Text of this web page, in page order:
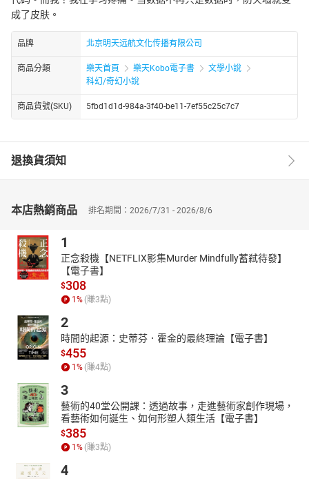
成了皮肤。
品牌 北京明天远航文化传播有限公司
商品分類 樂天首頁 樂天Kobo電子書
文學小說
科幻/奇幻小說
商品貨號(SKU) 5fbd1d1d-984a-3f40-be11-7ef55c25c7c7
退換貨須知
本店熱銷商品 排名期間：2026/7/31 - 2026/8/6
1
正念殺機【NETFLIX影集Murder Mindfully蓄弒待發】
【電子書】
$308
1% (賺3點)
2
時間的起源：史蒂芬．霍金的最終理論【電子書】
$455
1% (賺4點)
3
藝術的40堂公開課：透過故事，走進藝術家創作現場，
看藝術如何誕生、如何形塑人類生活【電子書】
$385
1% (賺3點)
4